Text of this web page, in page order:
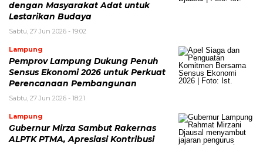
dengan Masyarakat Adat untuk
Lestarikan Budaya
Sabtu, 27 Jun 2026 - 19:02
Lampung
Pemprov Lampung Dukung Penuh
Sensus Ekonomi 2026 untuk Perkuat
Perencanaan Pembangunan
Sabtu, 27 Jun 2026 - 18:21
Lampung
Gubernur Mirza Sambut Rakernas
ALPTK PTMA, Apresiasi Kontribusi